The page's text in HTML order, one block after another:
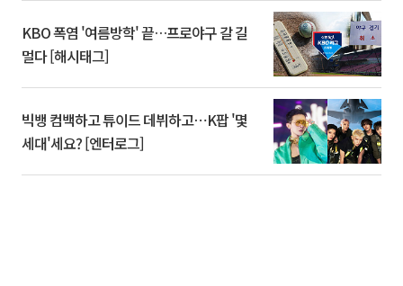
KBO 폭염 '여름방학' 끝…프로야구 갈 길
멀다 [해시태그]
빅뱅 컴백하고 튜이드 데뷔하고⋯K팝 '몇
세대'세요? [엔터로그]